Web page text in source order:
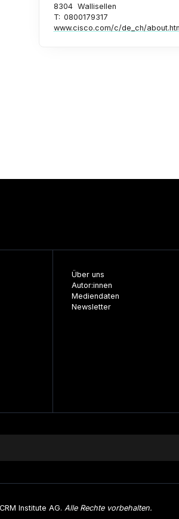
8304 Wallisellen
T: 0800179317
www.cisco.com/c/de_ch/
Über uns
Autor:innen
Mediendaten
Newsletter
Institute AG. Alle Rechte vorbehalten.